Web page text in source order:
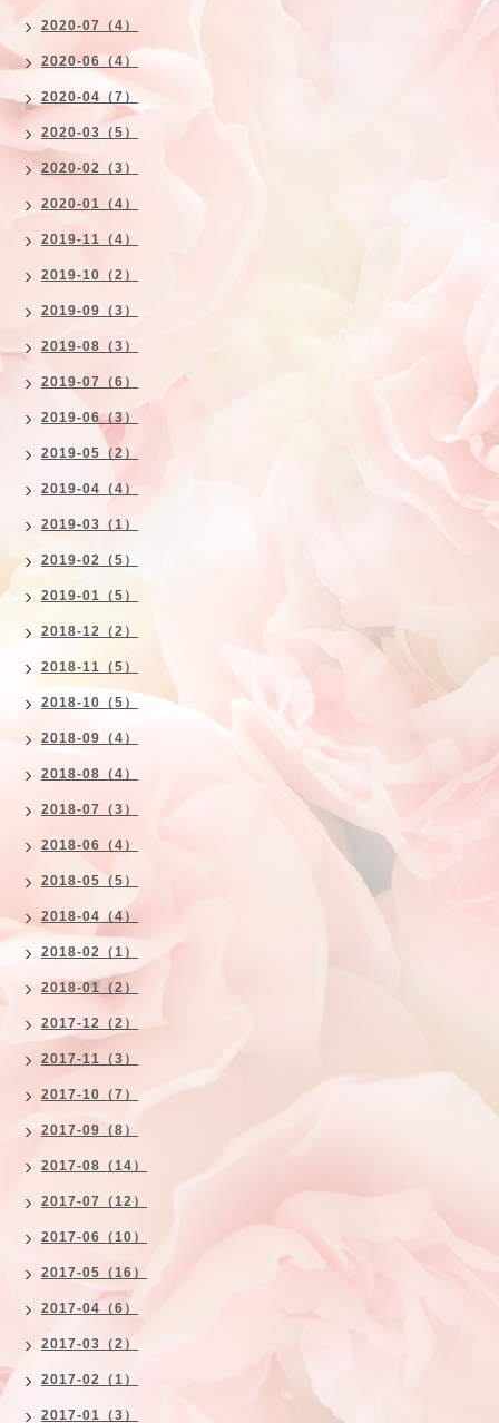
2020-07（4）
2020-06（4）
2020-04（7）
2020-03（5）
2020-02（3）
2020-01（4）
2019-11（4）
2019-10（2）
2019-09（3）
2019-08（3）
2019-07（6）
2019-06（3）
2019-05（2）
2019-04（4）
2019-03（1）
2019-02（5）
2019-01（5）
2018-12（2）
2018-11（5）
2018-10（5）
2018-09（4）
2018-08（4）
2018-07（3）
2018-06（4）
2018-05（5）
2018-04（4）
2018-02（1）
2018-01（2）
2017-12（2）
2017-11（3）
2017-10（7）
2017-09（8）
2017-08（14）
2017-07（12）
2017-06（10）
2017-05（16）
2017-04（6）
2017-03（2）
2017-02（1）
2017-01（3）